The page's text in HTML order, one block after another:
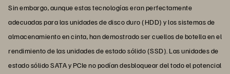
Sin embargo, aunque estas tecnologías eran perfectamente
adecuadas para las unidades de disco duro (HDD) y los sistemas de
almacenamiento en cinta, han demostrado ser cuellos de botella en el
rendimiento de las unidades de estado sólido (SSD). Las unidades de
estado sólido SATA y PCIe no podían desbloquear del todo el potencial